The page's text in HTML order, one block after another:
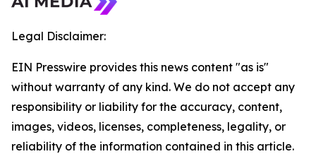
Legal Disclaimer:
EIN Presswire provides this news content "as is"
without warranty of any kind. We do not accept any
responsibility or liability for the accuracy, content,
images, videos, licenses, completeness, legality, or
reliability of the information contained in this article.